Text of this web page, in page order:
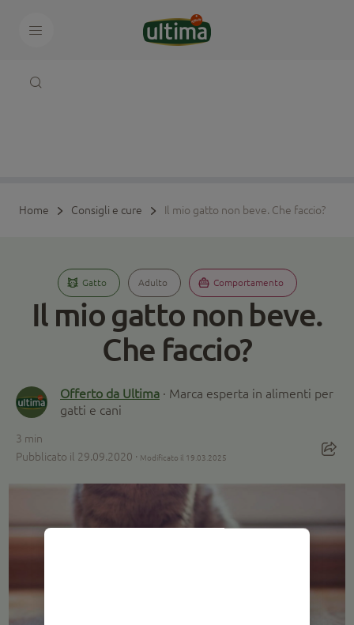
Home Consigli e cure Il mio gatto non beve. Che faccio?
Gatto Adulto Comportamento
Il mio gatto non beve.
Che faccio?
Offerto da Ultima · Marca esperta in alimenti per
gatti e cani
3 min
Pubblicato il 29.09.2020 · Modificato il 19.03.2025